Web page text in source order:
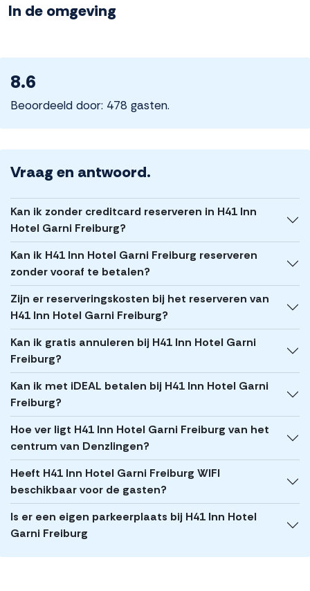
In de omgeving
8.6
Beoordeeld door: 478 gasten.
Vraag en antwoord.
Kan ik zonder creditcard reserveren in H41 Inn
Hotel Garni Freiburg?
Kan ik H41 Inn Hotel Garni Freiburg reserveren
zonder vooraf te betalen?
Zijn er reserveringskosten bij het reserveren van
H41 Inn Hotel Garni Freiburg?
Kan ik gratis annuleren bij H41 Inn Hotel Garni
Freiburg?
Kan ik met iDEAL betalen bij H41 Inn Hotel Garni
Freiburg?
Hoe ver ligt H41 Inn Hotel Garni Freiburg van het
centrum van Denzlingen?
Heeft H41 Inn Hotel Garni Freiburg WIFI
beschikbaar voor de gasten?
Is er een eigen parkeerplaats bij H41 Inn Hotel
Garni Freiburg